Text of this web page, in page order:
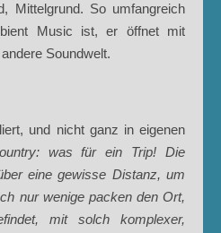
Mittelgrund. So umfangreich
Music ist, er öffnet mit
Soundwelt.
und nicht ganz in eigenen
was für ein Trip! Die
eine gewisse Distanz, um
nur wenige packen den Ort,
mit solch komplexer,